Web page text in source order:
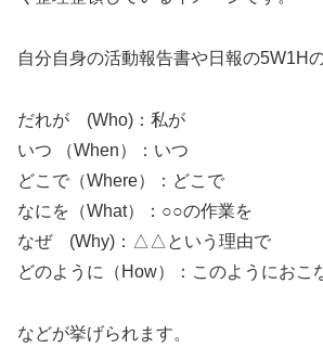
自分自身の活動報告書や日報の5W1H
だれが (Who)：私が
いつ （When）：いつ
どこで（Where）：どこで
なにを（What）：○○の作業を
なぜ (Why)：△△という理由で
どのように（How）：このようにおこ
などが挙げられます。